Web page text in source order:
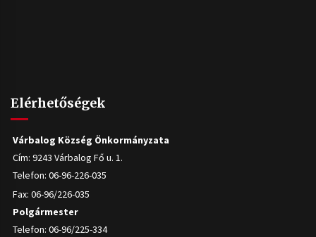
Elérhetőségek
Várbalog Község Önkormányzata
Cím: 9243 Várbalog Fő u. 1.
Telefon: 06-96-226-035
Fax: 06-96/226-035
Polgármester
Telefon: 06-96/225-334